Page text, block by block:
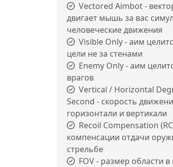
Vectored Aimbot -
двигает мышь за вас
человеческие движения
Visible Only - аим
цели не за стенами
Enemy Only - аим
врагов
Vertical / Horizontal
Second - скорость
горизонтали и вертикали
Recoil Compensation
компенсации отдачи
стрельбе
FOV - размер области